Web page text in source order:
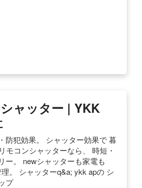
ャッター | YKK
防犯効果。 シャッター効果で 暮
モコンシャッターなら、 時短・
ー。 newシャッターも家電も
。 シャッターq&a; ykk apの シ
プ